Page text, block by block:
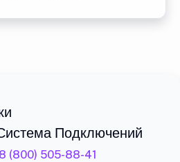
Подключений
8 (800) 505-88-41